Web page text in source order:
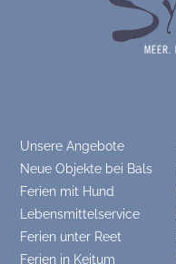
Unsere Angebote
Neue Objekte bei Bals
Ferien mit Hund
Lebensmittelservice
Ferien unter Reet
Ferien in Keitum